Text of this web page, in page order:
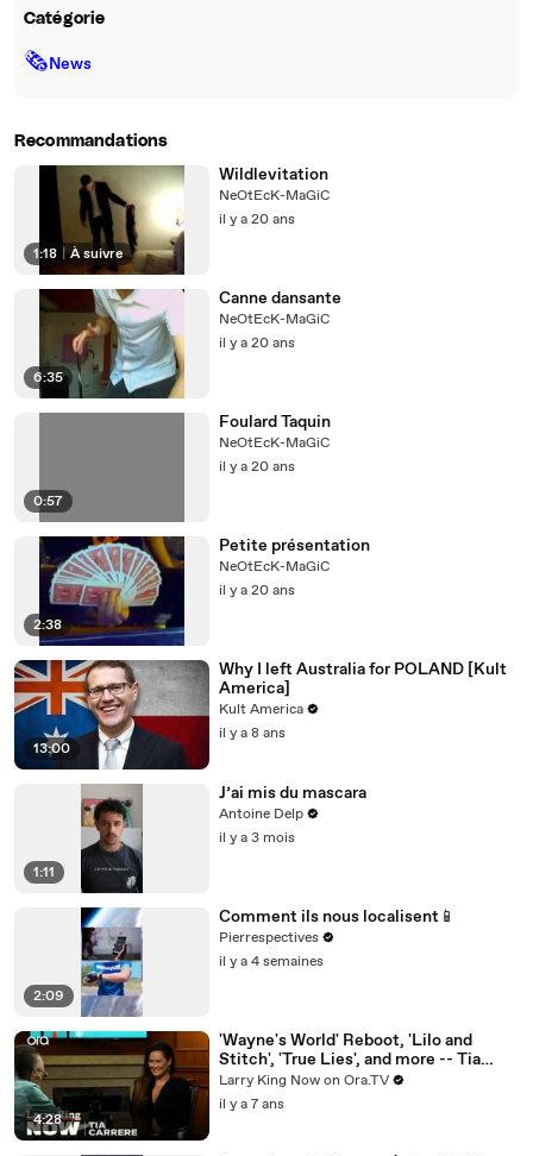
Catégorie
🗞News
Recommandations
1:18 À suivre
Wildlevitation
NeOtEcK-MaGiC
il y a 20 ans
6:35
Canne dansante
NeOtEcK-MaGiC
il y a 20 ans
0:57
Foulard Taquin
NeOtEcK-MaGiC
il y a 20 ans
2:38
Petite présentation
NeOtEcK-MaGiC
il y a 20 ans
13:00
Why I left Australia for POLAND [Kult
America]
Kult America
il y a 8 ans
1:11
J’ai mis du mascara
Antoine Delp
il y a 3 mois
2:09
Comment ils nous localisent📱
Pierrespectives
il y a 4 semaines
4:28
'Wayne's World' Reboot, 'Lilo and
Stitch', 'True Lies', and more -- Tia
Carrere answers your social media
questions
Larry King Now on Ora.TV
il y a 7 ans